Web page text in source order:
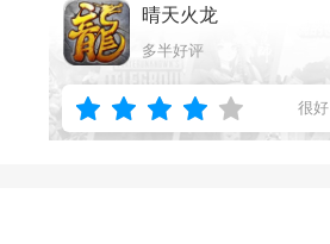
晴天火龙
多半好评
很好